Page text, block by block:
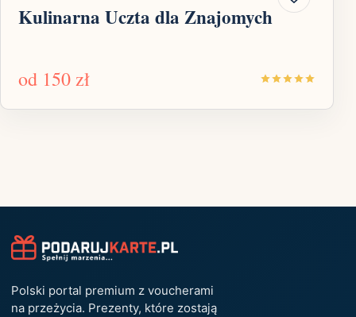
Kulinarna Uczta dla Znajomych
od 150 zł
Polski portal premium z voucherami
na przeżycia. Prezenty, które zostają